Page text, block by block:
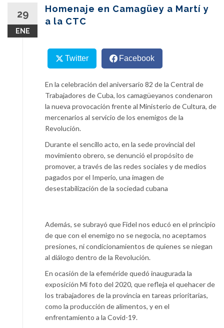
29
ENE
Homenaje en Camagüey a Martí y
a la CTC
Twitter Facebook
En la celebración del aniversario 82 de la Central de
Trabajadores de Cuba, los camagüeyanos condenaron
la nueva provocación frente al Ministerio de Cultura, de
mercenarios al servicio de los enemigos de la
Revolución.
Durante el sencillo acto, en la sede provincial del
movimiento obrero, se denunció el propósito de
promover, a través de las redes sociales y de medios
pagados por el Imperio, una imagen de
desestabilización de la sociedad cubana
Además, se subrayó que Fidel nos educó en el principio
de que con el enemigo no se negocia, no aceptamos
presiones, ni condicionamientos de quienes se niegan
al diálogo dentro de la Revolución.
En ocasión de la efeméride quedó inaugurada la
exposición Mi foto del 2020, que refleja el quehacer de
los trabajadores de la provincia en tareas prioritarias,
como la producción de alimentos, y en el
enfrentamiento a la Covid-19.